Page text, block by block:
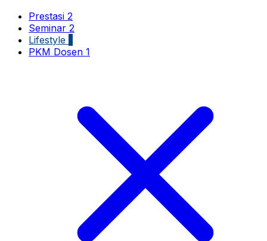
Prestasi 2
Seminar 2
Lifestyle
PKM Dosen 1